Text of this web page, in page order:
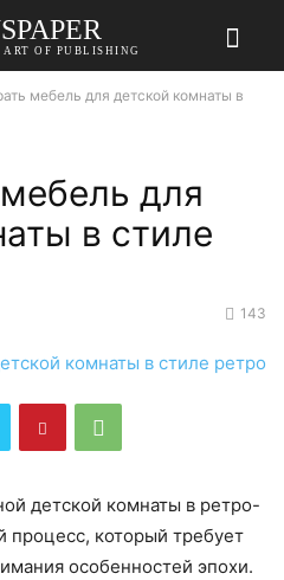
OF PUBLISHING
мебель для детской комнаты в
для
в стиле
143
детской комнаты в ретро-
процесс, который требует
особенностей эпохи.